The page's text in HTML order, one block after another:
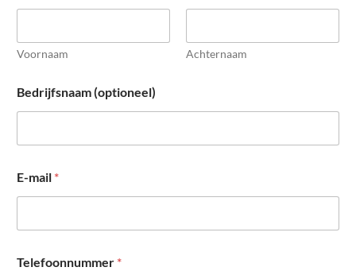
Voornaam Achternaam
Bedrijfsnaam (optioneel)
E-mail *
Telefoonnummer *